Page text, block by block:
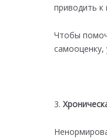
приводить к
Чтобы
самооценку,